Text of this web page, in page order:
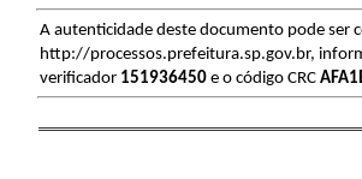
A autenticidade deste documento pode ser
http://processos.prefeitura.sp.gov.br,
verificador 151936450e o código CRC